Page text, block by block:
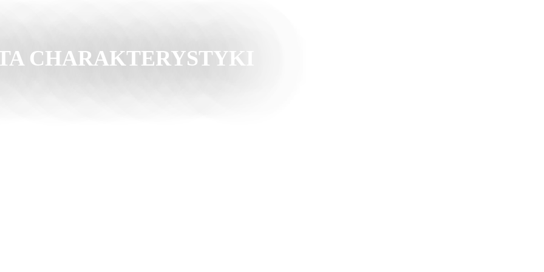
CHARAKTERYSTYKI